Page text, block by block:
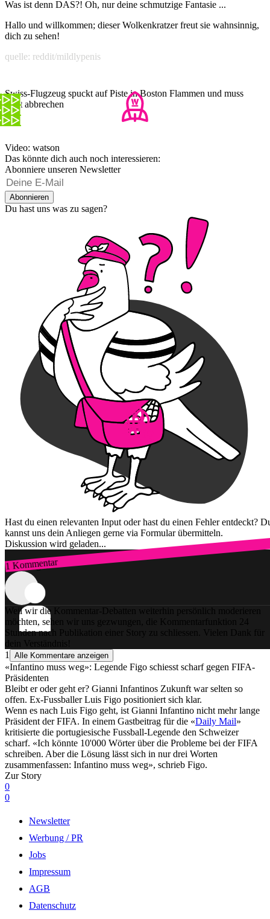
Was ist denn DAS?! Oh, nur deine schmutzige Fantasie ...
Hallo und willkommen; dieser Wolkenkratzer freut sie wahnsinnig,
dich zu sehen!
quelle: reddit/mildlypenis
Swiss-Flugzeug spuckt auf Piste in Boston Flammen und muss
Start abbrechen
Video: watson
Das könnte dich auch noch interessieren:
Abonniere unseren Newsletter
Abonnieren
Du hast uns was zu sagen?
Hast du einen relevanten Input oder hast du einen Fehler entdeckt?
kannst uns dein Anliegen gerne via Formular übermitteln.
Diskussion wird geladen...
1 Kommentar
Zum Login
Weil wir die Kommentar-Debatten weiterhin persönlich moderieren
möchten, sehen wir uns gezwungen, die Kommentarfunktion 24
Stunden nach Publikation einer Story zu schliessen. Vielen Dank für
dein Verständnis!
1
Alle Kommentare anzeigen
«Infantino muss weg»: Legende Figo schiesst scharf gegen FIFA-
Präsidenten
Bleibt er oder geht er? Gianni Infantinos Zukunft war selten so
offen. Ex-Fussballer Luis Figo positioniert sich klar.
Wenn es nach Luis Figo geht, ist Gianni Infantino nicht mehr lange
Präsident der FIFA. In einem Gastbeitrag für die «Daily Mail»
kritisierte die portugiesische Fussball-Legende den Schweizer
scharf. «Ich könnte 10'000 Wörter über die Probleme bei der FIFA
schreiben. Aber die Lösung lässt sich in nur drei Worten
zusammenfassen: Infantino muss weg», schrieb Figo.
Zur Story
0
0
Newsletter
Werbung / PR
Jobs
Impressum
AGB
Datenschutz